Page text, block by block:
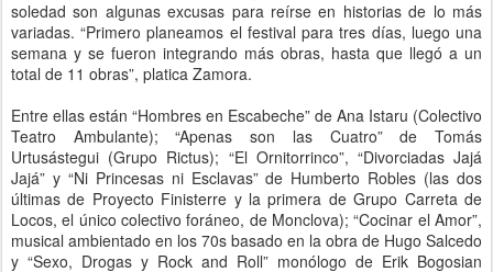
soledad son algunas excusas para reírse en historias de lo más
variadas. “Primero planeamos el festival para tres días, luego una
semana y se fueron integrando más obras, hasta que llegó a un
total de 11 obras”, platica Zamora.
Entre ellas están “Hombres en Escabeche” de Ana Istaru (Colectivo
Teatro Ambulante); “Apenas son las Cuatro” de Tomás
Urtusástegui (Grupo Rictus); “El Ornitorrinco”, “Divorciadas Jajá
Jajá” y “Ni Princesas ni Esclavas” de Humberto Robles (las dos
últimas de Proyecto Finisterre y la primera de Grupo Carreta de
Locos, el único colectivo foráneo, de Monclova); “Cocinar el Amor”,
musical ambientado en los 70s basado en la obra de Hugo Salcedo
y “Sexo, Drogas y Rock and Roll” monólogo de Erik Bogosian